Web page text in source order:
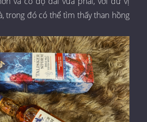
trong đó có thể tìm thấy than hồng